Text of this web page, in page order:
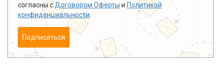
согласны сДоговором Оферты и Политикой
конфиденциальности.
Подписаться